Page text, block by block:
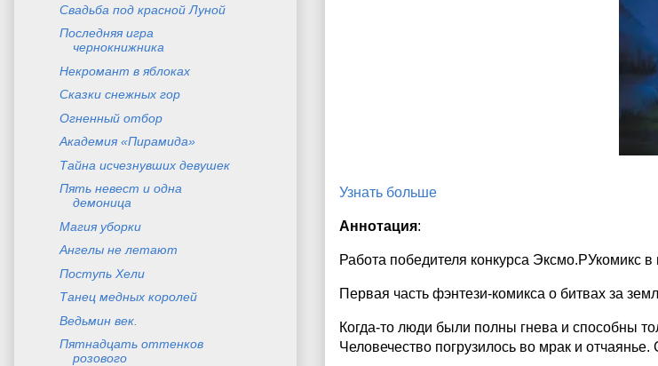
Узнать больше
Аннотация:
Работа победителя конкурса Эксмо.РУкомикс
Первая часть фэнтези-комикса о битвах за
Когда-то люди были полны гнева и способны
Человечество погрузилось во мрак и
Свадьба под красной Луной
Последняя игра
чернокнижника
Некромант в яблоках
Сказки снежных гор
Огненный отбор
Академия «Пирамида»
Тайна исчезнувших девушек
Пять невест и одна
демоница
Магия уборки
Ангелы не летают
Поступь Хели
Танец медных королей
Ведьмин век.
Пятнадцать оттенков
розового